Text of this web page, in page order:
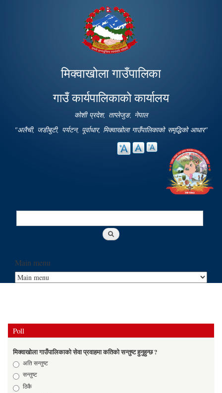
main
content
मिक्वाखोला गाउँपालिका
गाउँ कार्यपालिकाको कार्यालय
कोशी प्रदेश, ताप्लेजुङ, नेपाल
"अलैची, जडीबुटी, पर्यटन, पूर्वाधार, मिक्वाखोला गाउँपालिकाको समृद्धिको आधार"
Search
Main menu
Poll
मिक्वाखोला गाउँपालिकाको सेवा प्रवाहमा कतिको सन्तुष्ट हुनुहुन्छ ?
Choicesअति सन्तुष्ट
सन्तुष्ट
ठिकै